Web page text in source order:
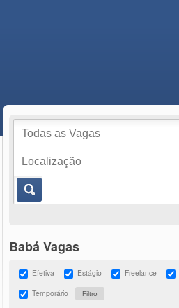
Babá Vagas
Efetiva Estágio Freelance
Temporário